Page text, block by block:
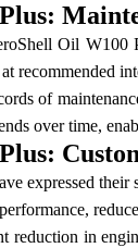
Oil W100
recommended
of
over time,
expressed
reduction in